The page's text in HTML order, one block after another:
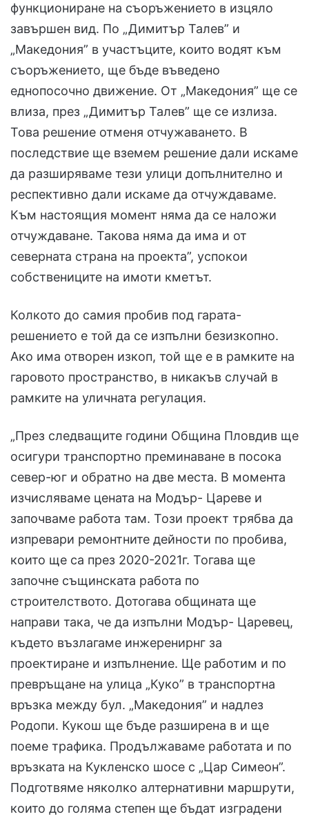
функциониране на съоръжението в изцяло
завършен вид. По „Димитър Талев” и
„Македония” в участъците, които водят към
съоръжението, ще бъде въведено
еднопосочно движение. От „Македония” ще се
влиза, през „Димитър Талев” ще се излиза.
Това решение отменя отчужаването. В
последствие ще вземем решение дали искаме
да разширяваме тези улици допълнително и
респективно дали искаме да отчуждаваме.
Към настоящия момент няма да се наложи
отчуждаване. Такова няма да има и от
северната страна на проекта”, успокои
собствениците на имоти кметът.
Колкото до самия пробив под гарата-
решението е той да се изпълни безизкопно.
Ако има отворен изкоп, той ще е в рамките на
гаровото пространство, в никакъв случай в
рамките на уличната регулация.
„През следващите години Община Пловдив ще
осигури транспортно преминаване в посока
север-юг и обратно на две места. В момента
изчисляваме цената на Модър- Цареве и
започваме работа там. Този проект трябва да
изпревари ремонтните дейности по пробива,
които ще са през 2020-2021г. Тогава ще
започне същинската работа по
строителството. Дотогава общината ще
направи така, че да изпълни Модър- Царевец,
където възлагаме инжеренирнг за
проектиране и изпълнение. Ще работим и по
превръщане на улица „Куко” в транспортна
връзка между бул. „Македония” и надлез
Родопи. Кукош ще бъде разширена в и ще
поеме трафика. Продължаваме работата и по
връзката на Кукленско шосе с „Цар Симеон”.
Подготвяме няколко алтернативни маршрути,
които до голяма степен ще бъдат изградени